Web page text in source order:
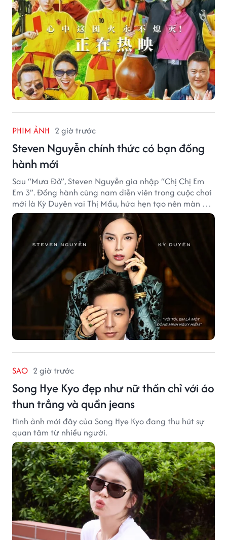
PHIM ẢNH 2 giờ trước
Steven Nguyễn chính thức có bạn đồng
hành mới
Sau “Mưa Đỏ”, Steven Nguyễn gia nhập “Chị Chị Em
Em 3”. Đồng hành cùng nam diễn viên trong cuộc chơi
mới là Kỳ Duyên vai Thị Mầu, hứa hẹn tạo nên màn kết
hợp nhiều bất ngờ.
SAO 2 giờ trước
Song Hye Kyo đẹp như nữ thần chỉ với áo
thun trắng và quần jeans
Hình ảnh mới đây của Song Hye Kyo đang thu hút sự
quan tâm từ nhiều người.